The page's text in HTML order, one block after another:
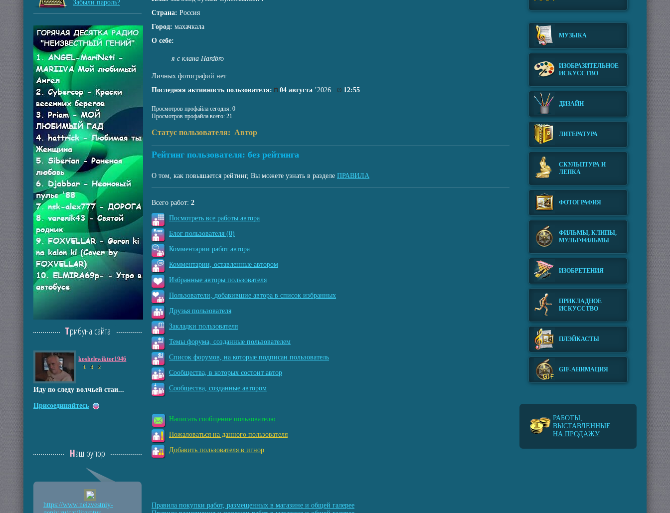
Страна: Россия
Город: махачкала
О себе:
я с клана Hardbro
Личных фотографий нет
Последняя активность пользователя:
04 августа ’2026 12:55
Просмотров профайла сегодня: 0
Просмотров профайла всего: 21
Статус пользователя: Автор
Рейтинг пользователя: без рейтинга
О том, как повышается рейтинг, Вы можете узнать в разделе ПРАВИЛА
Всего работ: 2
Посмотреть все работы автора
Блог пользователя (0)
Комментарии работ автора
Комментарии, оставленные автором
Избранные авторы пользователя
Пользователи, добавившие автора в список избранных
Друзья пользователя
Закладки пользователя
Темы форума, созданные пользователем
Список форумов, на которые подписан пользователь
Сообщества, в которых состоит автор
Сообщества, созданные автором
Написать сообщение пользователю
Пожаловаться на данного пользователя
Добавить пользователя в игнор
Правила покупки работ, размещенных в магазине и общей галерее
Забыли пароль?
Трибуна сайта
koshelewiktor1946
1 4 2
Иду по следу волчьей стаи...
Присоединяйтесь
Наш рупор
https://www.neizvestniy-
МУЗЫКА
ИЗОБРАЗИТЕЛЬНОЕ
ИСКУССТВО
ДИЗАЙН
ЛИТЕРАТУРА
СКУЛЬПТУРА И
ЛЕПКА
ФОТОГРАФИЯ
ФИЛЬМЫ, КЛИПЫ,
МУЛЬТФИЛЬМЫ
ИЗОБРЕТЕНИЯ
ПРИКЛАДНОЕ
ИСКУССТВО
ПЛЭЙКАСТЫ
GIF-АНИМАЦИЯ
РАБОТЫ,
ВЫСТАВЛЕННЫЕ
НА ПРОДАЖУ